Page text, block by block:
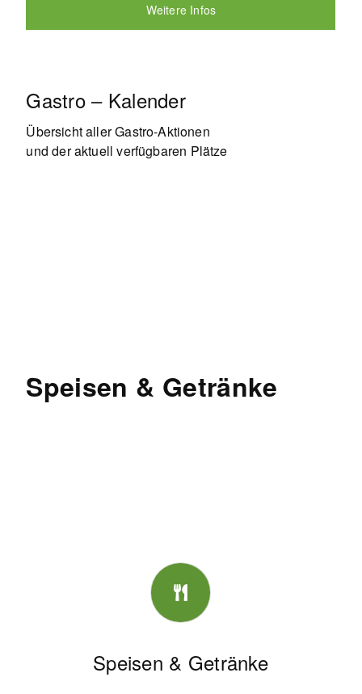
Weitere Infos
Gastro – Kalender
Übersicht aller Gastro-Aktionen
und der aktuell verfügbaren Plätze
Speisen & Getränke
Speisen & Getränke